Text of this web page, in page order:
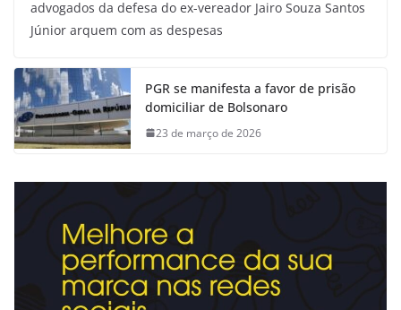
advogados da defesa do ex-vereador Jairo Souza Santos
Júnior arquem com as despesas
PGR se manifesta a favor de prisão
domiciliar de Bolsonaro
23 de março de 2026